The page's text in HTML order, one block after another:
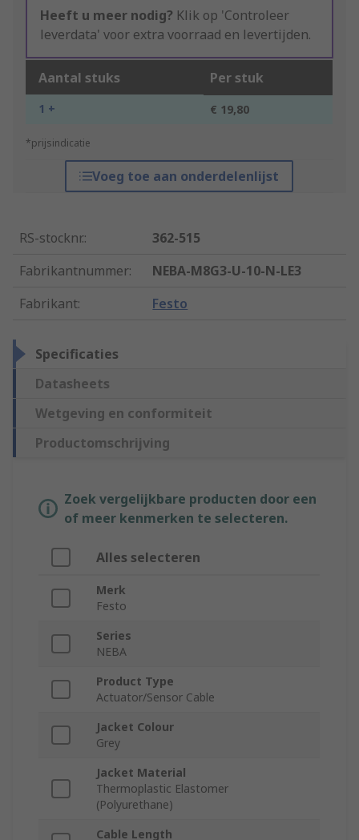
Heeft u meer nodig? Klik op 'Controleer
leverdata' voor extra voorraad en levertijden.
Aantal stuks Per stuk
1 + € 19,80
*prijsindicatie
Voeg toe aan onderdelenlijst
RS-stocknr.:
362-515
Fabrikantnummer:
NEBA-M8G3-U-10-N-LE3
Fabrikant: Festo
Specificaties
Datasheets
Wetgeving en conformiteit
Productomschrijving
Zoek vergelijkbare producten door een
of meer kenmerken te selecteren.
Alles selecteren
Merk
Festo
Series
NEBA
Product Type
Actuator/Sensor Cable
Jacket Colour
Grey
Jacket Material
Thermoplastic Elastomer
(Polyurethane)
Cable Length